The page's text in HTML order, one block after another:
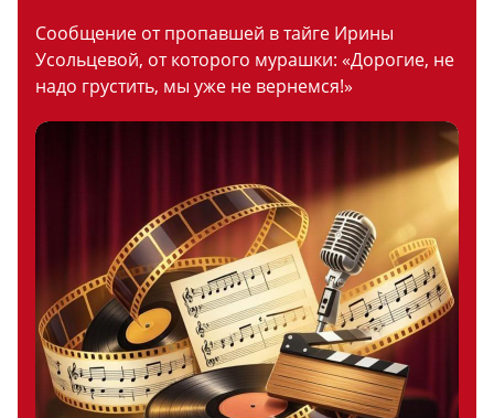
Сообщение от пропавшей в тайге Ирины
Усольцевой, от которого мурашки: «Дорогие, не
надо грустить, мы уже не вернемся!»